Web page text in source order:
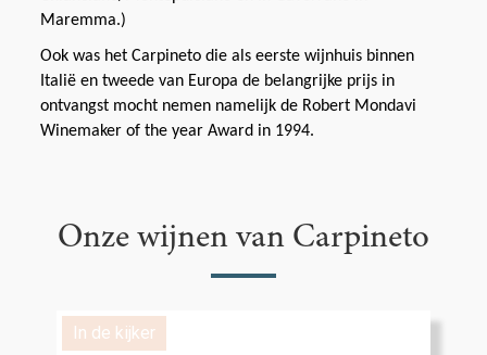
Maremma.)
Ook was het Carpineto die als eerste wijnhuis binnen
Italië en tweede van Europa de belangrijke prijs in
ontvangst mocht nemen namelijk de Robert Mondavi
Winemaker of the year Award in 1994.
Onze wijnen van Carpineto
In de kijker